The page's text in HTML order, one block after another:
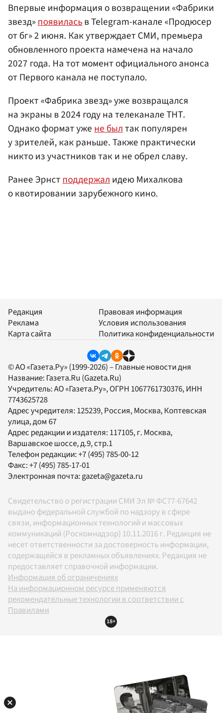
Впервые информация о возвращении «Фабрики
звезд»появиласьв Telegram-канале «Продюсер
от бг» 2 июня. Как утверждает СМИ, премьера
обновленного проекта намечена на начало
2027 года. На тот момент официального анонса
от Первого канала не поступало.
Проект «Фабрика звезд» уже возвращался
на экраны в 2024 году на телеканале ТНТ.
Однако формат ужене былтак популярен
у зрителей, как раньше. Также практически
никто из участников так и не обрел славу.
Ранее Эрнстподдержалидею Михалкова
о квотировании зарубежного кино.
Редакция
Реклама
Карта сайта
Правовая информация
Условия использования
Политика конфиденциальности
© АО «Газета.Ру» (1999-2026) – Главные новости дня
Название: Газета.Ru (Gazeta.Ru)
Учредитель:АО «Газета.Ру», ОГРН 1067761730376, ИНН
7743625728
Адрес учредителя: 125239, Россия, Москва, Коптевская
улица, дом 67
Адрес редакции и издателя: 117105, г. Москва,
Варшавское шоссе, д.9, стр.1
Телефон редакции:+7 (495) 785-00-12
Факс:+7 (495) 785-17-01
Электронная почта: gazeta@gazeta.ru
Свидетельство о регистрации СМИ Эл № ФС77-67642
выдано федеральной службой по надзору в сфере
связи, информационных технологий и массовых
коммуникаций (Роскомнадзор) 10.11.2016 г. Редакция не
несет ответственности за достоверность информации,
содержащейся в рекламных объявлениях. Редакция не
предоставляет справочной информации.
Информация об ограничениях
На информационном ресурсе применяются
рекомендательные технологии в соответствии с
Правилами
18+